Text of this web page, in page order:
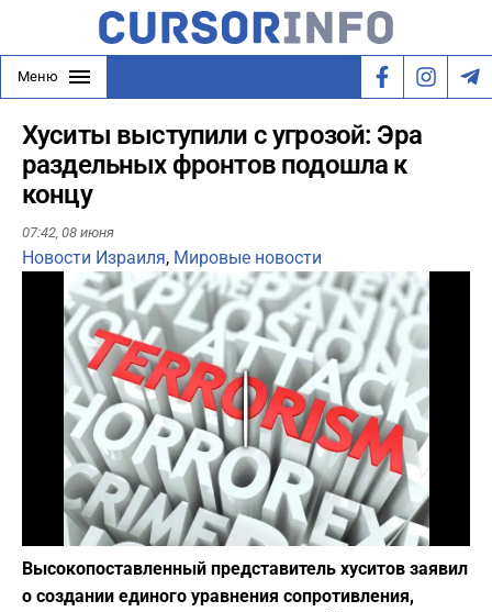
Меню
Хуситы выступили с угрозой: Эра
раздельных фронтов подошла к
концу
07:42, 08 июня
Новости Израиля, Мировые новости
Play
Фото: depositphotos.com
Высокопоставленный представитель хуситов заявил
о создании единого уравнения сопротивления,